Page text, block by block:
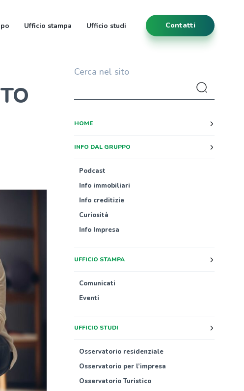
Contatti
Ufficio stampa Ufficio studi
Cerca nel sito
HOME
INFO DAL GRUPPO
Podcast
Info immobiliari
Info creditizie
Curiosità
Info Impresa
UFFICIO STAMPA
Comunicati
Eventi
UFFICIO STUDI
Osservatorio residenziale
Osservatorio per l’impresa
Osservatorio Turistico